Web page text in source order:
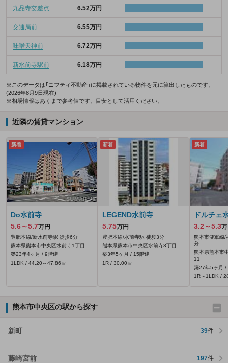
九品寺交差点 6.52万円
交通局前 6.55万円
味噌天神前 6.72万円
新水前寺駅前 6.18万円
※このデータは「ニフティ不動産」に掲載されている物件を元に算出したものです。
(2026年8月9日現在)
※相場情報はあくまで参考値です。目安として活用ください。
近隣の賃貸マンション
新着
Do水前寺
5.6～5.7万円
豊肥本線/新水前寺駅 徒歩6分
熊本県熊本市中央区水前寺1丁目
築23年4ヶ月 / 9階建
1LDK / 44.20～47.86㎡
新着
LEGEND水前寺
5.75万円
豊肥本線/水前寺駅 徒歩3分
熊本県熊本市中央区水前寺3丁目
築3年5ヶ月 / 15階建
1R / 30.00㎡
新着
ドルチェ
3.2～5.3
熊本市健軍線/
分
熊本県熊本市
11
築27年5ヶ月 /
1R～1LDK /
熊本市中央区の駅から探す
新町 39件
藤崎宮前 197件